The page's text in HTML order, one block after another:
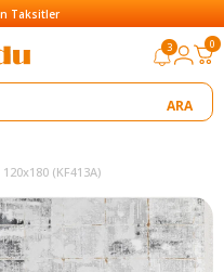
Taksitler
3 0
(KF413A)